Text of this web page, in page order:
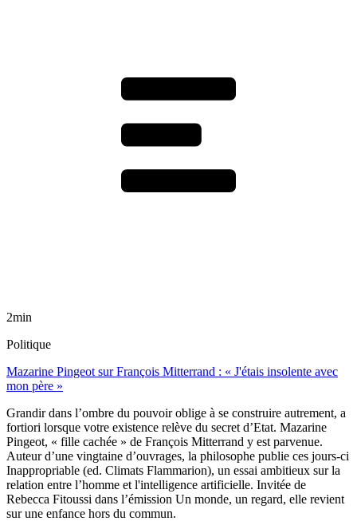
2min
Politique
Mazarine Pingeot sur François Mitterrand : « J'étais insolente avec
mon père »
Grandir dans l’ombre du pouvoir oblige à se construire autrement, a
fortiori lorsque votre existence relève du secret d’Etat. Mazarine
Pingeot, « fille cachée » de François Mitterrand y est parvenue.
Auteur d’une vingtaine d’ouvrages, la philosophe publie ces jours-ci
Inappropriable (ed. Climats Flammarion), un essai ambitieux sur la
relation entre l’homme et l'intelligence artificielle. Invitée de
Rebecca Fitoussi dans l’émission Un monde, un regard, elle revient
sur une enfance hors du commun.